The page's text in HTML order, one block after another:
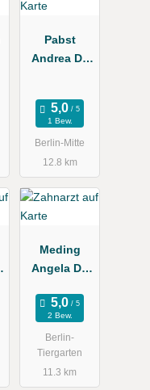
Pabst
Andrea Dr.
1 Bew.
Berlin-Mitte
12.8 km
Meding
Angela Dr.
2 Bew.
Berlin-
Tiergarten
11.3 km